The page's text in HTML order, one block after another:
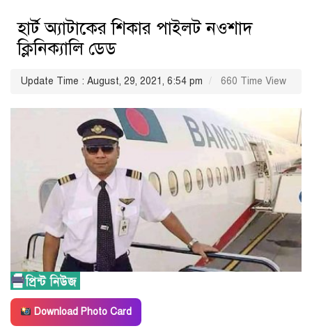
হার্ট অ্যাটাকের শিকার পাইলট নওশাদ
ক্লিনিক্যালি ডেড
Update Time : August, 29, 2021, 6:54 pm 660 Time View
Download Photo Card